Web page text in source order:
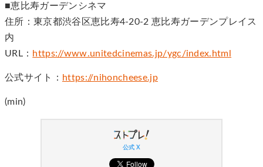
■恵比寿ガーデンシネマ
住所：東京都渋谷区恵比寿4-20-2 恵比寿ガーデンプレイス
内
URL： https://www.unitedcinemas.jp/ygc/index.html
公式サイト： https://nihoncheese.jp
(min)
公式 X